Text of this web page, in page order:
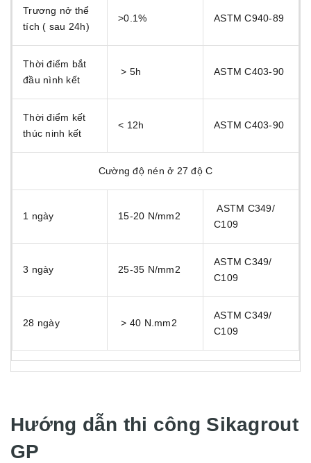
Trương nở thể
tích ( sau 24h)
>0.1% ASTM C940-89
Thời điểm bắt
đầu nình kết
> 5h ASTM C403-90
Thời điểm kết
thúc ninh kết
< 12h ASTM C403-90
Cường độ nén ở 27 độ C
1 ngày 15-20 N/mm2
ASTM C349/
C109
3 ngày 25-35 N/mm2
ASTM C349/
C109
28 ngày > 40 N.mm2
ASTM C349/
C109
Hướng dẫn thi công Sikagrout
GP